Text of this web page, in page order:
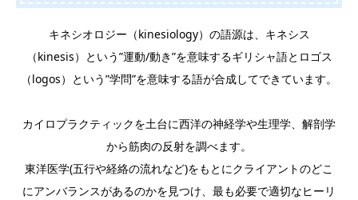
キネシオロジー（kinesiology）の語源は、キネシス
（kinesis）という”運動/動き”を意味するギリシャ語とロゴス
（logos）という”学問”を意味する語が合成してできています。
カイロプラクティックを土台に西洋の神経学や生理学、解剖学
から筋肉の反射を調べます。
東洋医学(五行や経絡の流れなど)をもとにクライアントのどこ
にアンバランスがあるのかを見つけ、最も必要で適切なヒーリ